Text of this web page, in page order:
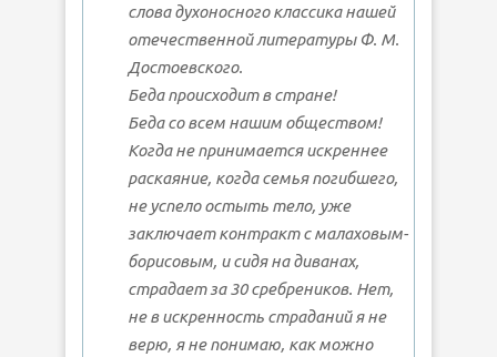
слова духоносного классика нашей
отечественной литературы Ф. М.
Достоевского.
Беда происходит в стране!
Беда со всем нашим обществом!
Когда не принимается искреннее
раскаяние, когда семья погибшего,
не успело остыть тело, уже
заключает контракт с малаховым-
борисовым, и сидя на диванах,
страдает за 30 сребреников. Нет,
не в искренность страданий я не
верю, я не понимаю, как можно